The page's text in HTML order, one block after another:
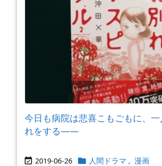
今日も病院は悲喜こもごもに、
れをする――
 2019-06-26  人間ドラマ , 漫画